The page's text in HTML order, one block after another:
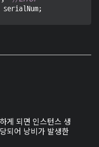
serialNum;
게 되면 인스턴스 생
되어 낭비가 발생한